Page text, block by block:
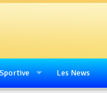
Les News